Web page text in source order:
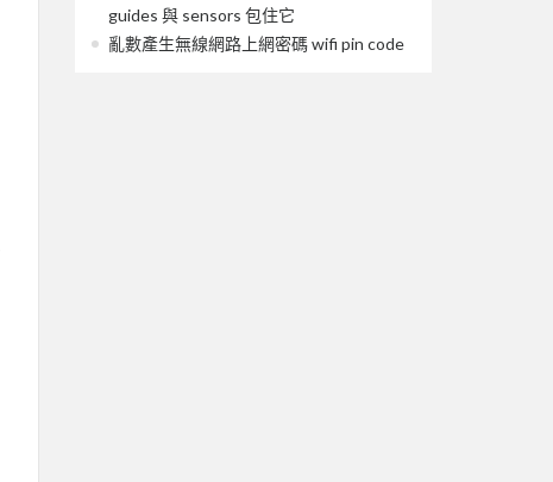
guides 與 sensors 包住它
亂數產生無線網路上網密碼 wifi pin code